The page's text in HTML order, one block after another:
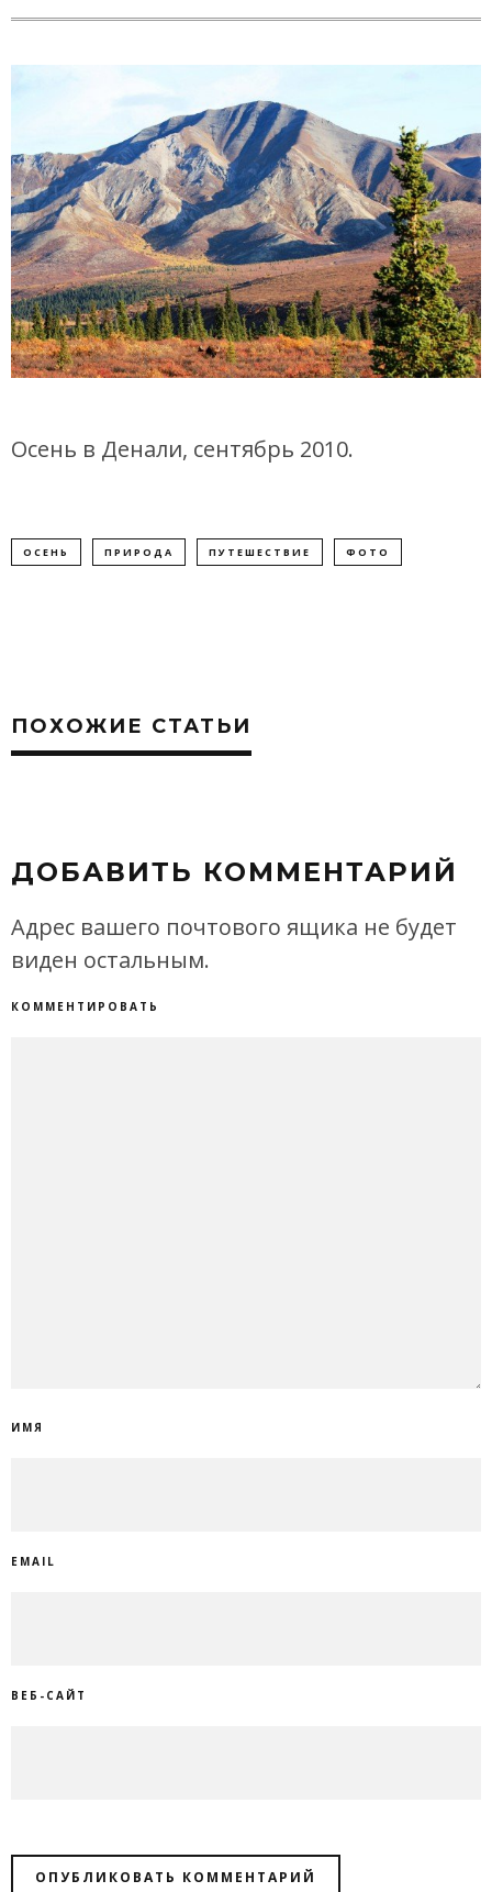
Осень в Денали, сентябрь 2010.
ОСЕНЬ ПРИРОДА ПУТЕШЕСТВИЕ ФОТО
ПОХОЖИЕ СТАТЬИ
ДОБАВИТЬ КОММЕНТАРИЙ
Адрес вашего почтового ящика не будет
виден остальным.
КОММЕНТИРОВАТЬ
ИМЯ
EMAIL
ВЕБ-САЙТ